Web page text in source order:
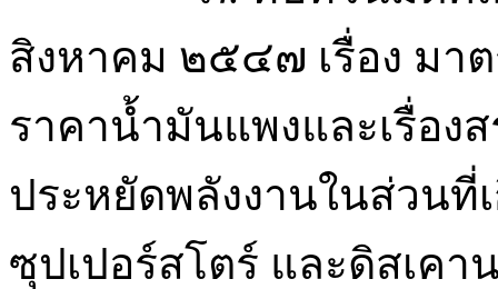
สิงหาคม ๒๕๔๗ เรื่อง มา
ราคาน้ำมันแพงและเรื่อง
ประหยัดพลังงานในส่วนที่
ซุปเปอร์สโตร์ และดิสเคา